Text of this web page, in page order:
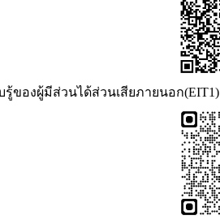
รู้ของผู้มีส่วนได้ส่วนเสียภายนอก(EIT1)